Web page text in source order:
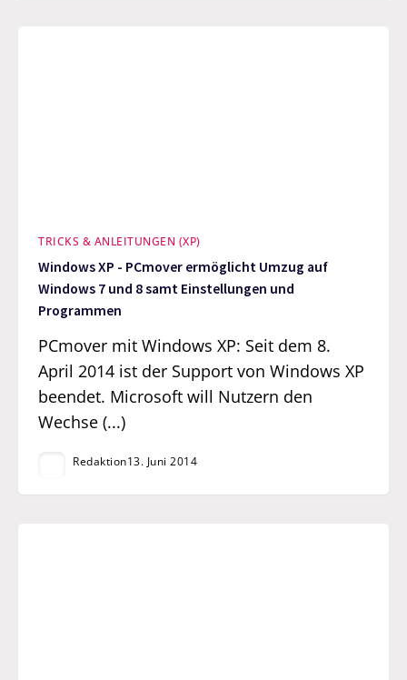
TRICKS & ANLEITUNGEN (XP)
Windows XP - PCmover ermöglicht Umzug auf
Windows 7 und 8 samt Einstellungen und
Programmen
PCmover mit Windows XP: Seit dem 8.
April 2014 ist der Support von Windows XP
beendet. Microsoft will Nutzern den
Wechse (...)
Redaktion13. Juni 2014